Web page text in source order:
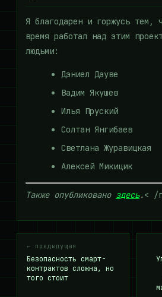
Я благодарен и горжусь тем,
время работал над этим
людьми:
Дэниел Дауве
Вадим Якушев
Илья Пруский
Солтан Янгибаев
Светлана Журавицкая
Алексей Микицик
Также опубликовано здесь.< /
← предыдущая
Безопасность смарт-
контрактов сложна, но
того стоит